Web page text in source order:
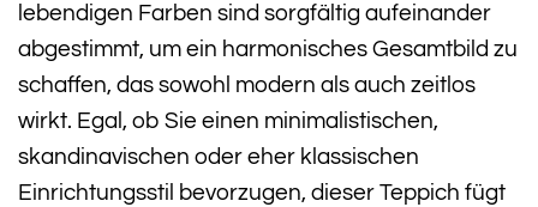
lebendigen Farben sind sorgfältig aufeinander
abgestimmt, um ein harmonisches Gesamtbild zu
schaffen, das sowohl modern als auch zeitlos
wirkt. Egal, ob Sie einen minimalistischen,
skandinavischen oder eher klassischen
Einrichtungsstil bevorzugen, dieser Teppich fügt